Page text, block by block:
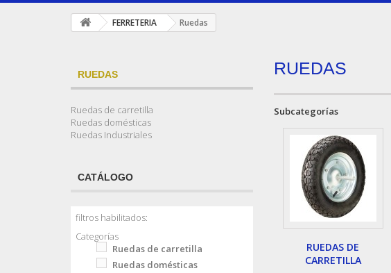
FERRETERIA Ruedas
RUEDAS
Ruedas de carretilla
Ruedas domésticas
Ruedas Industriales
CATÁLOGO
filtros habilitados:
Categorías
Ruedas de carretilla
Ruedas domésticas
RUEDAS
Subcategorías
RUEDAS DE
CARRETILLA